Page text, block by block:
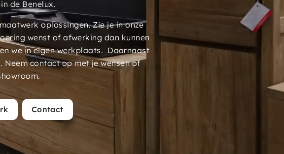
de Benelux.
oplossingen. Zie je in onze
wenst of afwerking dan kunnen
we in eigen werkplaats. Daarnaast
Neem contact op met je wensen of
Contact